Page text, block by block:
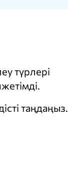
түрлері
таңдаңыз.